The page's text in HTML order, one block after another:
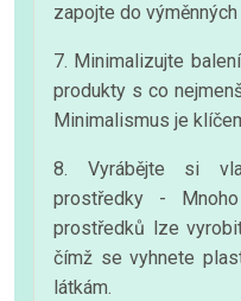
zapojte do výměnných
7. Minimalizujte
produkty s co
Minimalismus je
8. Vyrábějte si
prostředky -
prostředků lze
čímž se vyhnete
látkám.